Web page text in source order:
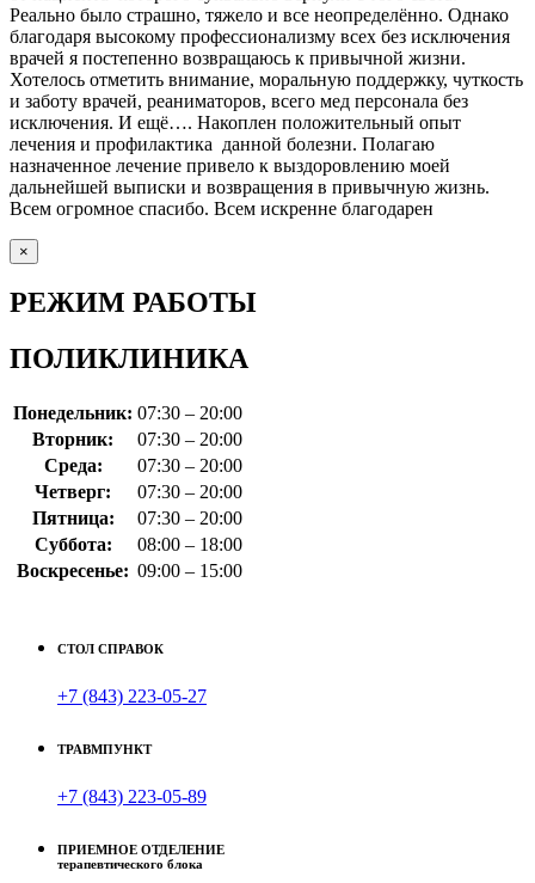
Реально было страшно, тяжело и все неопределённо. Однако
благодаря высокому профессионализму всех без исключения
врачей я постепенно возвращаюсь к привычной жизни.
Хотелось отметить внимание, моральную поддержку, чуткость
и заботу врачей, реаниматоров, всего мед персонала без
исключения. И ещё…. Накоплен положительный опыт
лечения и профилактика данной болезни. Полагаю
назначенное лечение привело к выздоровлению моей
дальнейшей выписки и возвращения в привычную жизнь.
Всем огромное спасибо. Всем искренне благодарен
×
РЕЖИМ РАБОТЫ
ПОЛИКЛИНИКА
Понедельник: 07:30 – 20:00
Вторник:
07:30 – 20:00
Среда:
07:30 – 20:00
Четверг:
07:30 – 20:00
Пятница:
07:30 – 20:00
Суббота:
08:00 – 18:00
Воскресенье: 09:00 – 15:00
СТОЛ СПРАВОК
+7 (843) 223-05-27
ТРАВМПУНКТ
+7 (843) 223-05-89
ПРИЕМНОЕ ОТДЕЛЕНИЕ
терапевтического блока